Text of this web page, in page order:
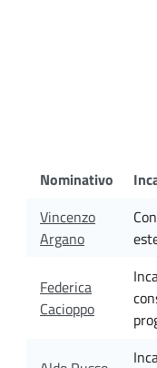
Nominativo
Vincenzo
Argano
Federica
Cacioppo